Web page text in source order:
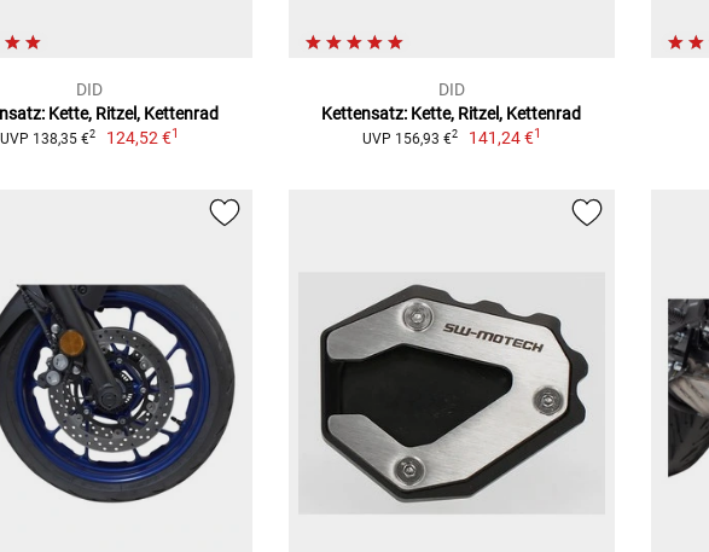
DID
Kette, Ritzel, Kettenrad
UVP 138,35 €2 124,52 €1
DID
Kettensatz: Kette, Ritzel, Kettenrad
UVP 156,93 €2 141,24 €1